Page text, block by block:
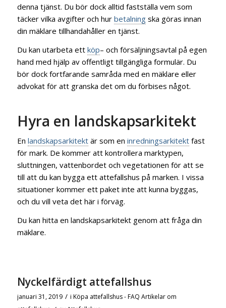
denna tjänst. Du bör dock alltid fastställa vem som
täcker vilka avgifter och hur betalningska göras innan
din mäklare tillhandahåller en tjänst.
Du kan utarbeta ett köp– och försäljningsavtal på egen
hand med hjälp av offentligt tillgängliga formulär. Du
bör dock fortfarande samråda med en mäklare eller
advokat för att granska det om du förbises något.
Hyra en landskapsarkitekt
En landskapsarkitektär som en inredningsarkitektfast
för mark. De kommer att kontrollera marktypen,
sluttningen, vattenbordet och vegetationen för att se
till att du kan bygga ett attefallshus på marken. I vissa
situationer kommer ett paket inte att kunna byggas,
och du vill veta det här i förväg.
Du kan hitta en landskapsarkitekt genom att fråga din
mäklare.
Nyckelfärdigt attefallshus
januari 31, 2019 / i Köpa attefallshus - FAQ Artikelar om